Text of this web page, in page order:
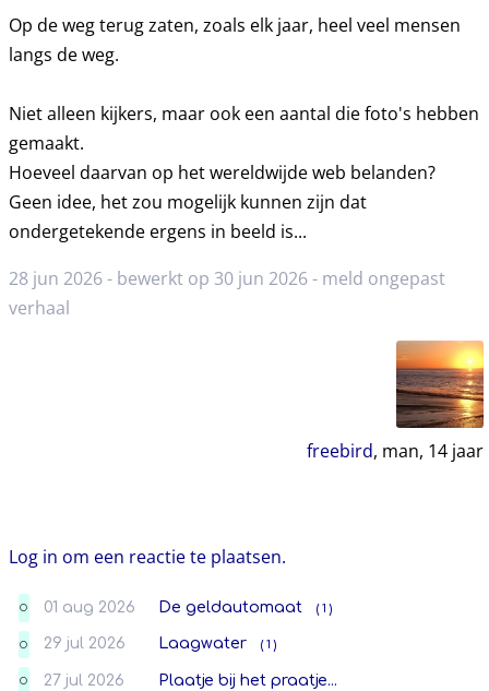
Op de weg terug zaten, zoals elk jaar, heel veel mensen
langs de weg.
Niet alleen kijkers, maar ook een aantal die foto's hebben
gemaakt.
Hoeveel daarvan op het wereldwijde web belanden?
Geen idee, het zou mogelijk kunnen zijn dat
ondergetekende ergens in beeld is...
28 jun 2026 - bewerkt op 30 jun 2026 - meld ongepast
verhaal
freebird, man, 14jaar
Log in om een reactie te plaatsen.
O 01 aug 2026 De geldautomaat ( 1 )
O 29 jul 2026 Laagwater ( 1 )
O 27 jul 2026 Plaatje bij het praatje...